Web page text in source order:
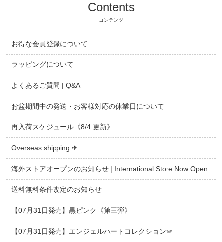
Contents
コンテンツ
お得な会員登録について
ラッピングについて
よくあるご質問 | Q&A
お盆期間中の発送・お客様対応の休業日について
再入荷スケジュール《8/4 更新》
Overseas shipping ✈
海外ストアオープンのお知らせ | International Store Now Open
送料無料条件改定のお知らせ
【07月31日発売】黒ピンク《第三弾》
【07月31日発売】エンジェルハートコレクション🪽